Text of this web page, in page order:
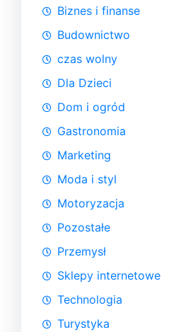
Biznes i finanse
Budownictwo
czas wolny
Dla Dzieci
Dom i ogród
Gastronomia
Marketing
Moda i styl
Motoryzacja
Pozostałe
Przemysł
Sklepy internetowe
Technologia
Turystyka